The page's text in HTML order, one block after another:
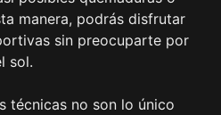
manera, podrás disfrutar
sin preocuparte por
sol.
técnicas no son lo único